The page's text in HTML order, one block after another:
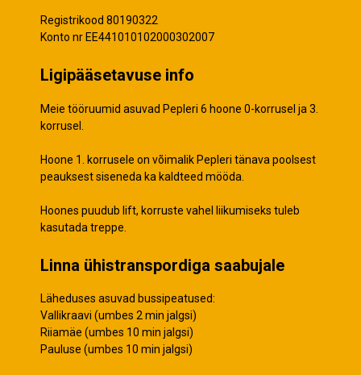
Registrikood 80190322
Konto nr EE441010102000302007
Ligipääsetavuse info
Meie tööruumid asuvad Pepleri 6 hoone 0-korrusel ja 3.
korrusel.
Hoone 1. korrusele on võimalik Pepleri tänava poolsest
peauksest siseneda ka kaldteed mööda.
Hoones puudub lift, korruste vahel liikumiseks tuleb
kasutada treppe.
Linna ühistranspordiga saabujale
Läheduses asuvad bussipeatused:
Vallikraavi (umbes 2 min jalgsi)
Riiamäe (umbes 10 min jalgsi)
Pauluse (umbes 10 min jalgsi)